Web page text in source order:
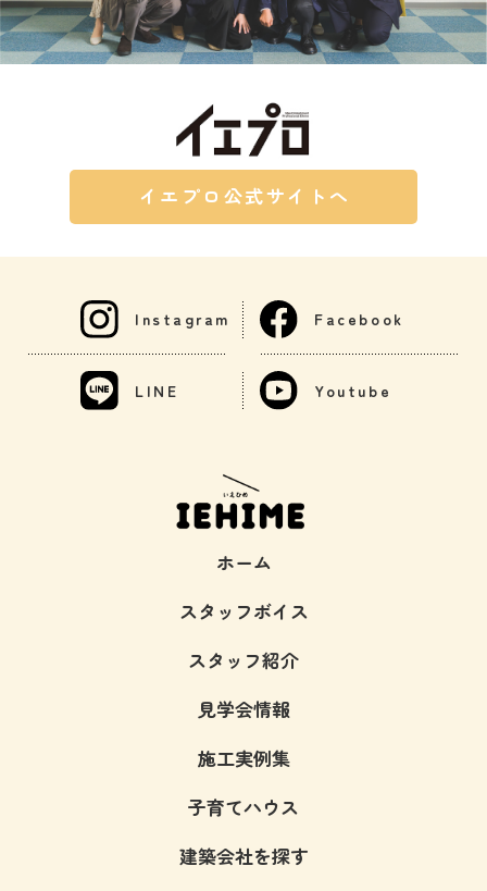
イエプロ公式サイトへ
ホーム
スタッフボイス
スタッフ紹介
見学会情報
施工実例集
子育てハウス
建築会社を探す
Instagram Facebook
LINE Youtube